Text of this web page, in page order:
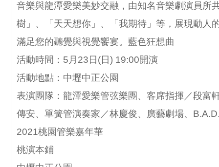
音樂與龍潭愛樂美妙交融，由知名音樂劇演員所
樹」、「天天想你」、「我期待」等，展現動人
滿足您的聽覺與視覺饗宴。藍色狂想曲
活動時間：5月23日(日) 19:00開演
活動地點：中壢中正公園
表演團隊：龍潭愛樂管弦樂團、客席指揮／段富
傳安、單簧管演奏家／林慶俊、廣藝劇場、
2021桃園管樂嘉年華
桃演本鋪